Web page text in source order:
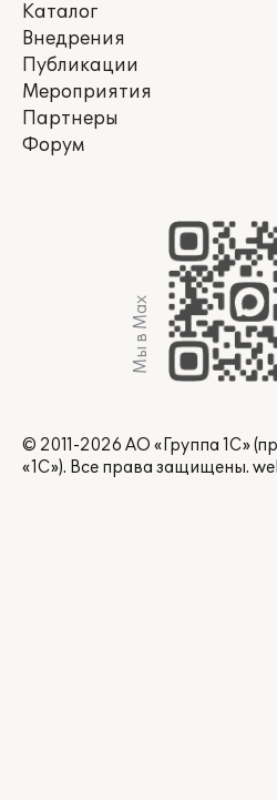
Каталог
Внедрения
Публикации
Мероприятия
Партнеры
Форум
Мы в Max
© 2011-2026 АО «Группа 1С»
«1С»). Все права защищены.